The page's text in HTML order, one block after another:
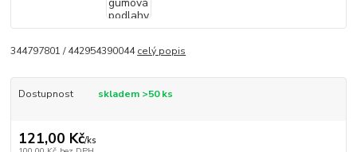
344797801 / 442954390044celý popis
Dostupnost skladem >50 ks
121,00 Kč/ks